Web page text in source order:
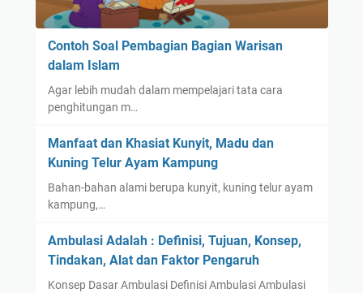
Contoh Soal Pembagian Bagian Warisan
dalam Islam
Agar lebih mudah dalam mempelajari tata cara
penghitungan m…
Manfaat dan Khasiat Kunyit, Madu dan
Kuning Telur Ayam Kampung
Bahan-bahan alami berupa kunyit, kuning telur ayam
kampung,…
Ambulasi Adalah : Definisi, Tujuan, Konsep,
Tindakan, Alat dan Faktor Pengaruh
Konsep Dasar Ambulasi Definisi Ambulasi Ambulasi